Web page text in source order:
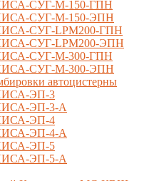
СУГ-М-150-ГПН
СУГ-М-150-ЭПН
СУГ-LPM200-ГПН
СУГ-LPM200-ЭПН
СУГ-М-300-ГПН
СУГ-М-300-ЭПН
автоцистерны
ЭП-3
ЭП-3-А
ЭП-4
ЭП-4-А
ЭП-5
ЭП-5-А